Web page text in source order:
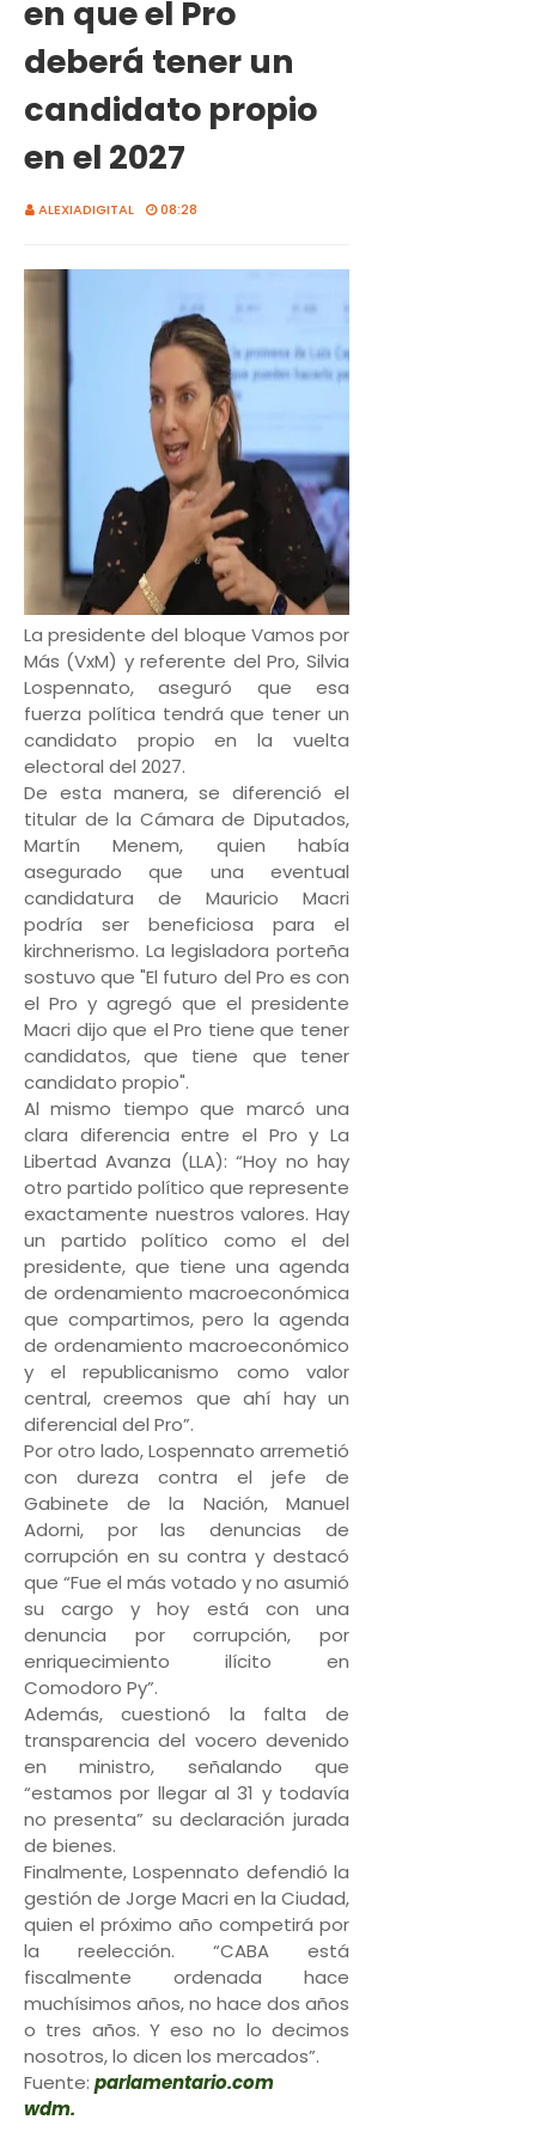
en que el Pro
deberá tener un
candidato propio
en el 2027
ALEXIADIGITAL 08:28
La presidente del bloque Vamos por
Más (VxM) y referente del Pro, Silvia
Lospennato, aseguró que esa
fuerza política tendrá que tener un
candidato propio en la vuelta
electoral del 2027.
De esta manera, se diferenció el
titular de la Cámara de Diputados,
Martín Menem, quien había
asegurado que una eventual
candidatura de Mauricio Macri
podría ser beneficiosa para el
kirchnerismo. La legisladora porteña
sostuvo que "El futuro del Pro es con
el Pro y agregó que el presidente
Macri dijo que el Pro tiene que tener
candidatos, que tiene que tener
candidato propio".
Al mismo tiempo que marcó una
clara diferencia entre el Pro y La
Libertad Avanza (LLA): “Hoy no hay
otro partido político que represente
exactamente nuestros valores. Hay
un partido político como el del
presidente, que tiene una agenda
de ordenamiento macroeconómica
que compartimos, pero la agenda
de ordenamiento macroeconómico
y el republicanismo como valor
central, creemos que ahí hay un
diferencial del Pro”.
Por otro lado, Lospennato arremetió
con dureza contra el jefe de
Gabinete de la Nación, Manuel
Adorni, por las denuncias de
corrupción en su contra y destacó
que “Fue el más votado y no asumió
su cargo y hoy está con una
denuncia por corrupción, por
enriquecimiento ilícito en
Comodoro Py”.
Además, cuestionó la falta de
transparencia del vocero devenido
en ministro, señalando que
“estamos por llegar al 31 y todavía
no presenta” su declaración jurada
de bienes.
Finalmente, Lospennato defendió la
gestión de Jorge Macri en la Ciudad,
quien el próximo año competirá por
la reelección. “CABA está
fiscalmente ordenada hace
muchísimos años, no hace dos años
o tres años. Y eso no lo decimos
nosotros, lo dicen los mercados”.
Fuente: parlamentario.com
wdm.